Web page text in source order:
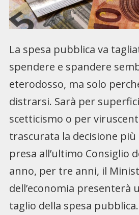
La spesa pubblica va
spendere e spandere
eterodosso, ma solo
distrarsi. Sarà per
scetticismo o per
trascurata la decisione
presa all’ultimo Consiglio
anno, per tre anni, il
dell’economia presenterà
taglio della spesa pubblica.